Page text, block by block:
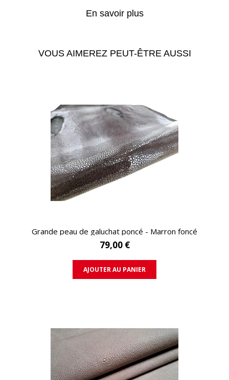
En savoir plus
VOUS AIMEREZ PEUT-ÊTRE AUSSI
APERÇU RAPIDE
Grande peau de galuchat poncé - Marron foncé
79,00 €
AJOUTER AU PANIER